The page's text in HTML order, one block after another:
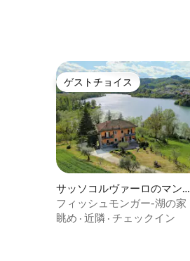
ゲストチョイス
ゲストチョイス
サッソコルヴァーロのマンシ
ョン・アパート
フィッシュモンガー-湖の家
眺め · 近隣 · チェックイン